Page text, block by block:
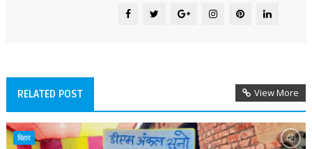
RELATED POST View More
बिहार